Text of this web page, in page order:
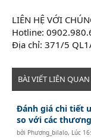
LIÊN HỆ VỚI
Hotline:
Địa chỉ: 371/5
BÀI VIẾT LIÊN QUAN
Đánh giá chi tiết
so với các
bởi Phương_bilalo, Lúc